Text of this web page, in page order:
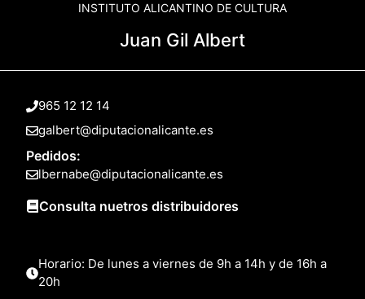
INSTITUTO ALICANTINO DE CULTURA
Juan Gil Albert
965 12 12 14
galbert@diputacionalicante.es
Pedidos:
lbernabe@diputacionalicante.es
Consulta nuetros distribuidores
Horario: De lunes a viernes de 9h a 14h y de 16h a
20h